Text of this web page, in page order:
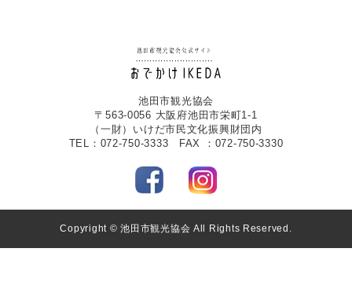
池田市観光協会
〒563-0056 大阪府池田市栄町1-1
（一財）いけだ市民文化振興財団内
TEL：072-750-3333 FAX ：072-750-3330
Copyright © 池田市観光協会 All Rights Reserved.